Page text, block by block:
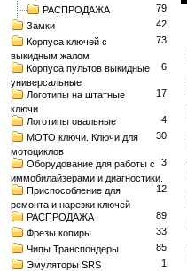
79
РАСПРОДАЖА
42
Замки
73
Корпуса ключей с
выкидным жалом
6
Корпуса пультов выкидные
универсальные
17
Логотипы на штатные
ключи
4
Логотипы овальные
30
МОТО ключи. Ключи для
мотоциклов
3
Оборудование для работы с
иммобилайзерами и диагностики.
12
Приспособление для
ремонта и нарезки ключей
89
РАСПРОДАЖА
33
Фрезы копиры
85
Чипы Транспондеры
1
Эмуляторы SRS